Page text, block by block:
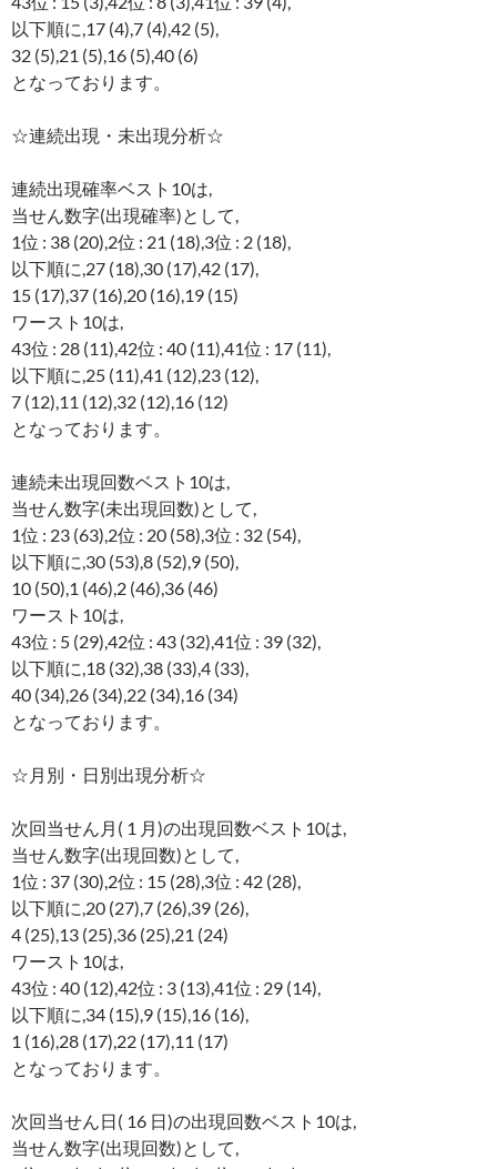
以下順に,17 (4),7 (4),42 (5),
32 (5),21 (5),16 (5),40 (6)
となっております。
☆連続出現・未出現分析☆
連続出現確率ベスト10は,
当せん数字(出現確率)として,
1位 : 38 (20),2位 : 21 (18),3位 : 2 (18),
以下順に,27 (18),30 (17),42 (17),
15 (17),37 (16),20 (16),19 (15)
ワースト10は,
43位 : 28 (11),42位 : 40 (11),41位 : 17 (11),
以下順に,25 (11),41 (12),23 (12),
7 (12),11 (12),32 (12),16 (12)
となっております。
連続未出現回数ベスト10は,
当せん数字(未出現回数)として,
1位 : 23 (63),2位 : 20 (58),3位 : 32 (54),
以下順に,30 (53),8 (52),9 (50),
10 (50),1 (46),2 (46),36 (46)
ワースト10は,
43位 : 5 (29),42位 : 43 (32),41位 : 39 (32),
以下順に,18 (32),38 (33),4 (33),
40 (34),26 (34),22 (34),16 (34)
となっております。
☆月別・日別出現分析☆
次回当せん月( 1 月)の出現回数ベスト10は,
当せん数字(出現回数)として,
1位 : 37 (30),2位 : 15 (28),3位 : 42 (28),
以下順に,20 (27),7 (26),39 (26),
4 (25),13 (25),36 (25),21 (24)
ワースト10は,
43位 : 40 (12),42位 : 3 (13),41位 : 29 (14),
以下順に,34 (15),9 (15),16 (16),
1 (16),28 (17),22 (17),11 (17)
となっております。
次回当せん日( 16 日)の出現回数ベスト10は,
当せん数字(出現回数)として,